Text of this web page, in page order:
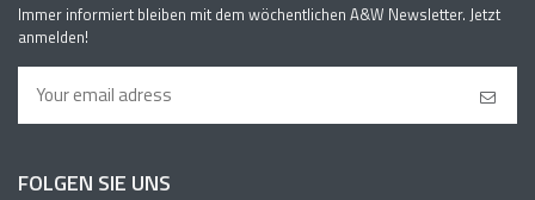
Immer informiert bleiben mit dem wöchentlichen A&W Newsletter. Jetzt
anmelden!
FOLGEN SIE UNS